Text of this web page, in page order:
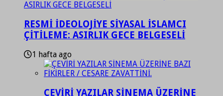
RESMİ İDEOLOJİYE SİYASAL İSLAMCI
ÇİTİLEME: ASIRLIK GECE BELGESELİ
1 hafta ago
ÇEVİRİ YAZILAR SİNEMA ÜZERİNE